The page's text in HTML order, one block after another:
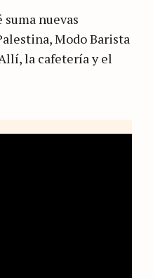
suma nuevas
Modo Barista
la cafetería y el